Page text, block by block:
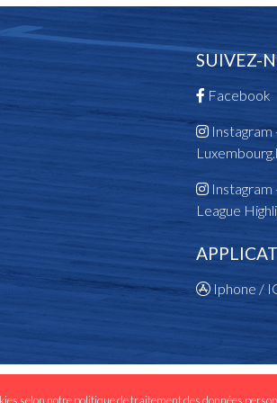
SUIVEZ-
Facebook
Instagram
Instagram
League
Iphone /
personnelles
selon notrepolitique de traitement des données